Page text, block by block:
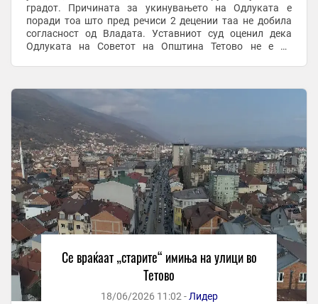
градот. Причината за укинувањето на Одлуката е
поради тоа што пред речиси 2 децении таа не добила
согласност од Владата. Уставниот суд оценил дека
Одлуката на Советот на Општина Тетово не е во
Се враќаат „старите“ имиња на улици во
Тетово
18/06/2026 11:02 - Лидер